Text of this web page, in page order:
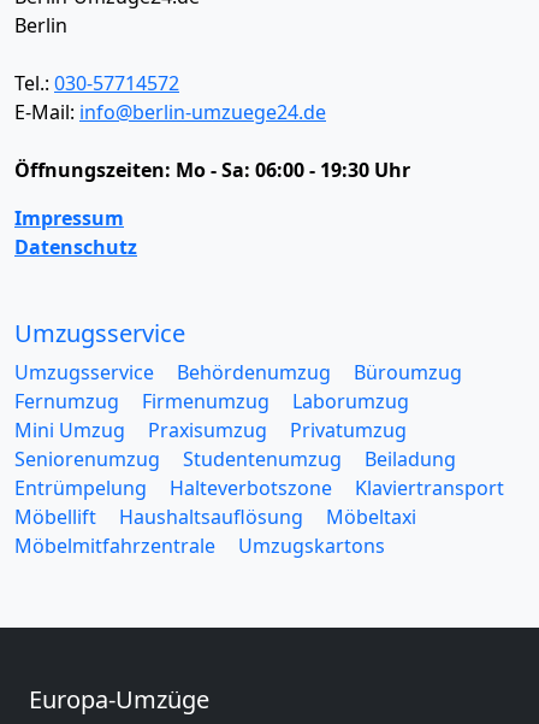
Berlin
Tel.: 030-57714572
E-Mail: info@berlin-umzuege24.de
Öffnungszeiten: Mo - Sa: 06:00 - 19:30 Uhr
Impressum
Datenschutz
Umzugsservice
Umzugsservice Behördenumzug
Büroumzug
Fernumzug
Firmenumzug
Laborumzug
Mini Umzug
Praxisumzug
Privatumzug
Seniorenumzug
Studentenumzug
Beiladung
Entrümpelung
Halteverbotszone
Klaviertransport
Möbellift
Haushaltsauflösung
Möbeltaxi
Möbelmitfahrzentrale
Umzugskartons
Europa-Umzüge